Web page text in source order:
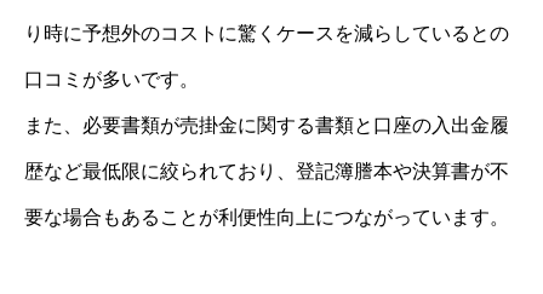
り時に予想外のコストに驚くケースを減らしているとの
口コミが多いです。
また、必要書類が売掛金に関する書類と口座の入出金履
歴など最低限に絞られており、登記簿謄本や決算書が不
要な場合もあることが利便性向上につながっています。